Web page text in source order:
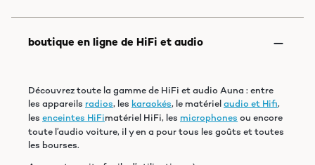
Découvrez toute la gamme de HiFi et audio Auna : entre
les appareils radios, les karaokés, le matérielaudio et Hifi,
les enceintes HiFimatériel HiFi, les microphones ou encore
toute l’audio voiture, il y en a pour tous les goûts et toutes
les bourses.